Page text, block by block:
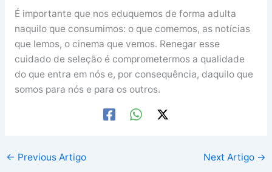
É importante que nos eduquemos de forma adulta
naquilo que consumimos: o que comemos, as notícias
que lemos, o cinema que vemos. Renegar esse
cuidado de seleção é comprometermos a qualidade
do que entra em nós e, por consequência, daquilo que
somos para nós e para os outros.
← Previous Artigo Next Artigo →